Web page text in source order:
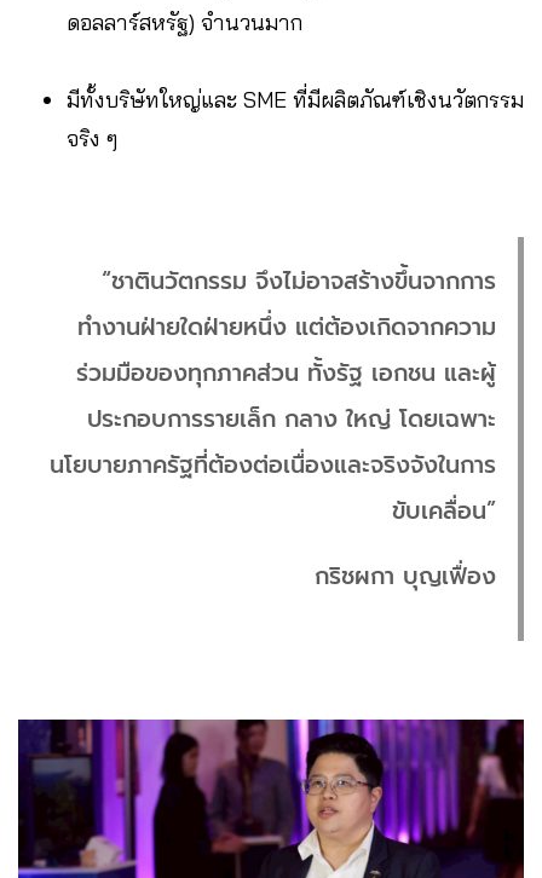
ดอลลาร์สหรัฐ) จำนวนมาก
มีทั้งบริษัทใหญ่และ SME ที่มีผลิตภัณฑ์เชิงนวัตกรรม
จริง ๆ
“ชาตินวัตกรรม จึงไม่อาจสร้างขึ้นจากการ
ทำงานฝ่ายใดฝ่ายหนึ่ง แต่ต้องเกิดจากความ
ร่วมมือของทุกภาคส่วน ทั้งรัฐ เอกชน และผู้
ประกอบการรายเล็ก กลาง ใหญ่ โดยเฉพาะ
นโยบายภาครัฐที่ต้องต่อเนื่องและจริงจังในการ
ขับเคลื่อน”
กริชผกา บุญเฟื่อง